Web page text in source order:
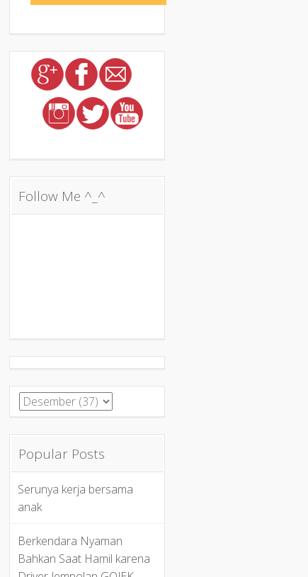
Follow Me ^_^
Popular Posts
Serunya kerja bersama
anak
Berkendara Nyaman
Bahkan Saat Hamil karena